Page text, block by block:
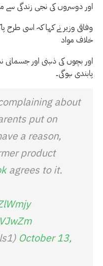
اور دوسروں کی نجی زندگی سے
وفاقی وزیر نے کہا کہ اسی طرح
خلاف مواد
پابندی ہوگی۔
about
put on
a reason,
product
agrees to it.
October 13,